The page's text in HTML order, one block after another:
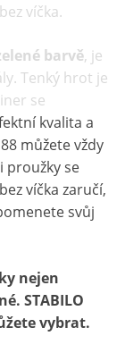
víčka.
barvě, je
Tenký hrot je
se
kvalita a
můžete vždy
proužky se
víčka zaručí,
svůj
nejen
STABILO
vybrat.